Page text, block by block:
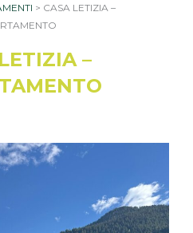
> CASA LETIZIA –
–